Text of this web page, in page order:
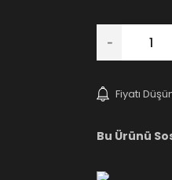
Fiyatı
Bu Ürünü